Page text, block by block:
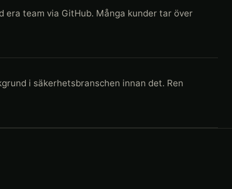
era team via GitHub. Många kunder tar över
i säkerhetsbranschen innan det. Ren